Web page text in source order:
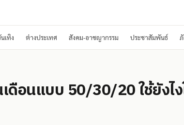
เทิง ต่างประเทศ สังคม-อาชญากรรม ประชาสัมพันธ์
ดือนแบบ 50/30/20 ใช้ยังไง